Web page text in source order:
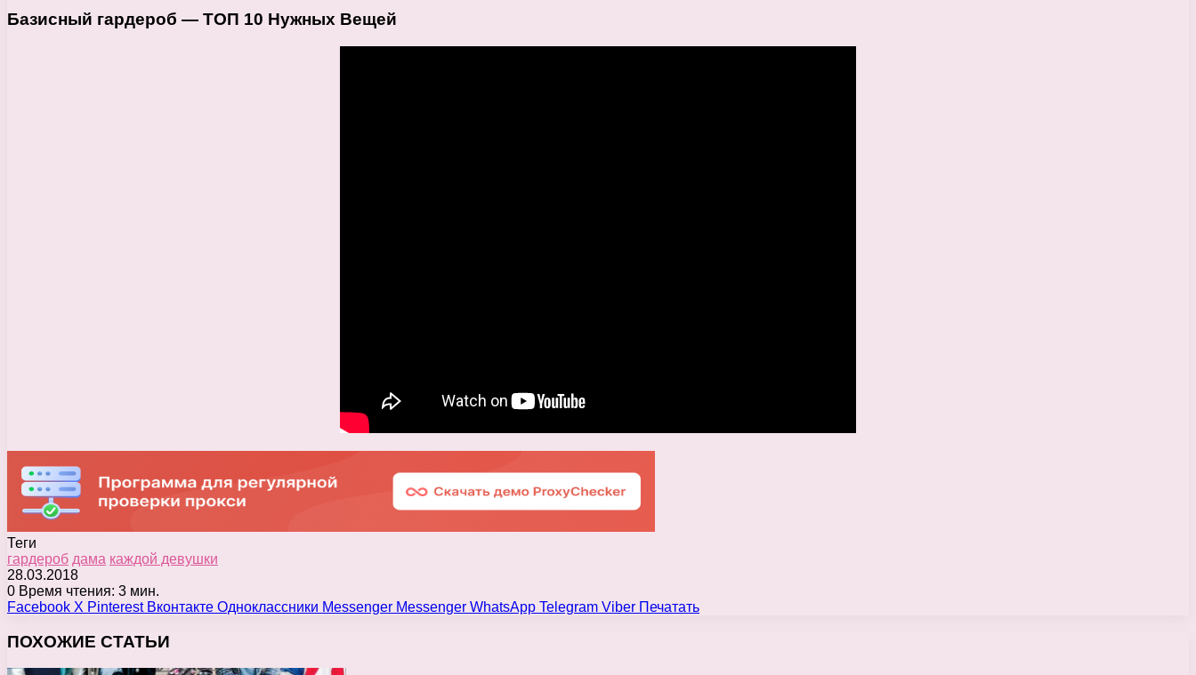
Базисный гардероб — ТОП 10 Нужных Вещей
Теги
гардероб дама каждой девушки
28.03.2018
0 Время чтения: 3 мин.
Facebook X Pinterest Вконтакте Одноклассники Messenger Messenger WhatsApp Telegram Viber Печатать
ПОХОЖИЕ СТАТЬИ